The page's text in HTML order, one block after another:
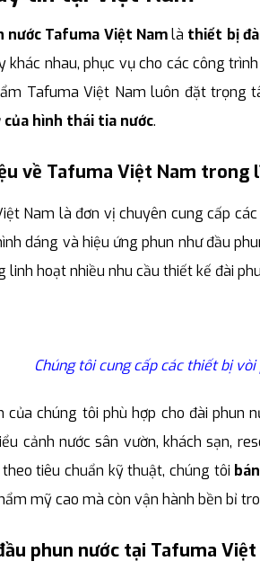
nước Tafuma Việt Namlà thiết bị
khác nhau, phục vụ cho các công
Tafuma Việt Nam luôn đặt trọng
hình thái tia nước.
về Tafuma Việt Nam trong
Nam là đơn vị chuyên cung cấp các
dáng và hiệu ứng phun như đầu
linh hoạt nhiều nhu cầu thiết kế đài
Chúng tôi cung cấp các thiết bị
của chúng tôi phù hợp cho đài phun
cảnh nước sân vườn, khách sạn,
theo tiêu chuẩn kỹ thuật, chúng tôi
mỹ cao mà còn vận hành bền bỉ
phun nước tại Tafuma Việt